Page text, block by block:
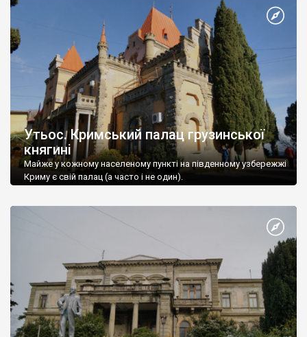
Утьос. Кримський палац грузинської
княгині
Майже у кожному населеному пункті на південному узбережжі
Криму є свій палац (а часто і не один).